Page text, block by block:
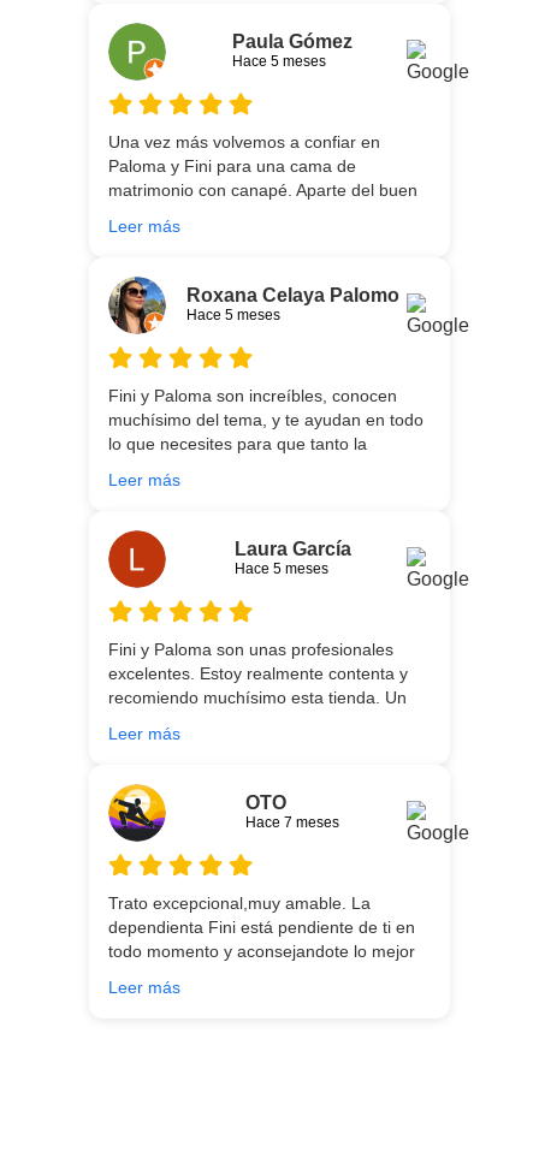
canapé, una entrega rapidísima y fácil
comunicación con los repartidores que lo
traen y montan :) encantada
Paula Gómez
Hace 5 meses
Una vez más volvemos a confiar en
Paloma y Fini para una cama de
matrimonio con canapé. Aparte del buen
personalizando totalmente las
agradables y tan cercanas que la
experiencia es fantástica. Puntualizar
también que los chicos que nos trajeron y
montaron todo lo hicieron perfectamente,
perfectamente y a nuestro gusto, además
muy rápidos. Volveremos a contar con
ellos para futuras compras. Muchas
gracias!
Leer más
Roxana Celaya Palomo
Hace 5 meses
Fini y Paloma son increíbles, conocen
muchísimo del tema, y te ayudan en todo
lo que necesites para que tanto la
que estés necesitando sean los mejores.
trabajo impecable en el transporte y
montaje, unos chicos encantadores. Hace
5 años conocí la tienda, y vuelvo
encantada de contar con su asesoría y
equipo.
Leer más
Laura García
Hace 5 meses
Fini y Paloma son unas profesionales
excelentes. Estoy realmente contenta y
recomiendo muchísimo esta tienda. Un
entrega.
Leer más
OTO
Hace 7 meses
Trato excepcional,muy amable. La
dependienta Fini está pendiente de ti en
todo momento y aconsejandote lo mejor
buscando!!
Leer más